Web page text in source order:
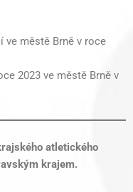
ve městě Brně v roce
2023 ve městě Brně v
atletického
krajem.